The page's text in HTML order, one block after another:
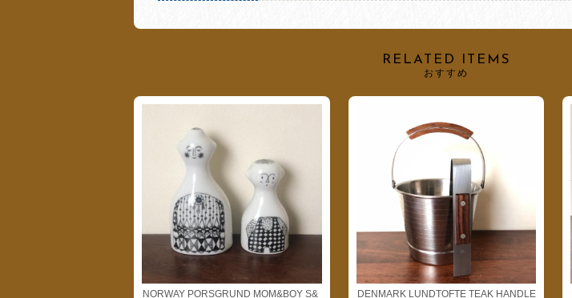
RELATED ITEMS
おすすめ
NORWAY PORSGRUND MOM&BOY S& DENMARK LUNDTOFTE TEAK HANDLE